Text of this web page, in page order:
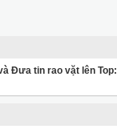
Đưa tin rao vặt lên Top: